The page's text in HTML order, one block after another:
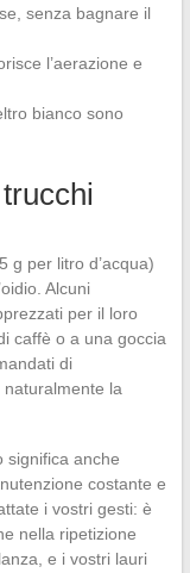
senza bagnare il
l’aerazione e
bianco sono
g per litro d’acqua)
Alcuni
per il loro
caffè o a una goccia
di
la
significa anche
costante e
i vostri gesti: è
nella ripetizione
e i vostri lauri